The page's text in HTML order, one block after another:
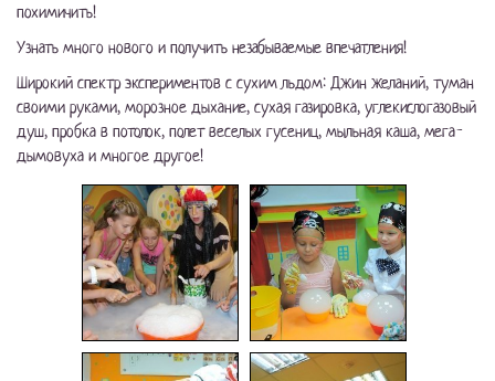
похимичить!
Узнать много нового и получить незабываемые впечатления!
Широкий спектр экспериментов с сухим льдом: Джин желаний, туман
своими руками, морозное дыхание, сухая газировка, углекислогазовый
душ, пробка в потолок, полет веселых гусениц, мыльная каша, мега-
дымовуха и многое другое!